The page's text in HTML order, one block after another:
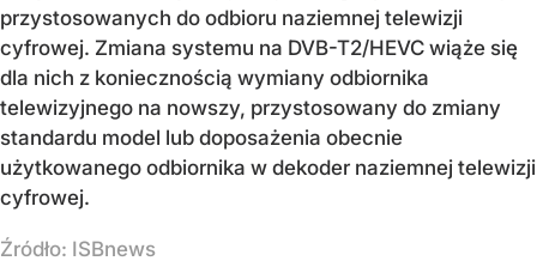
przystosowanych do odbioru naziemnej telewizji
cyfrowej. Zmiana systemu na DVB-T2/HEVC wiąże się
dla nich z koniecznością wymiany odbiornika
telewizyjnego na nowszy, przystosowany do zmiany
standardu model lub doposażenia obecnie
użytkowanego odbiornika w dekoder naziemnej telewizji
cyfrowej.
Źródło: ISBnews